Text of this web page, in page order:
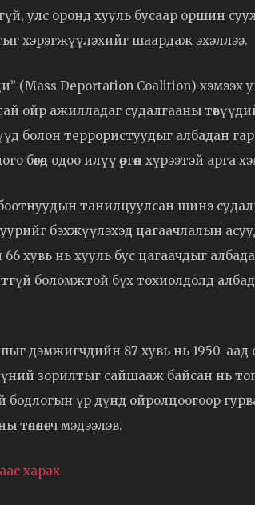
улс оронд хууль бусаар оршин
хэрэгжүүлэхийг шаардаж эхэллээ.
(Mass Deportation Coalition) хэмээх
ойр ажилладаг судалгааны
болон террористуудыг албадан
бөгөөд одоо илүү өргөн хүрээтэй
танилцуулсан шинэ
бэхжүүлэхэд цагаачлалын
хувь нь хууль бус цагаачдыг
боломжтой бүх тохиолдолд
дэмжигчдийн 87 хувь нь 1950-
зорилтыг сайшааж байсан нь
үр дүнд ойролцоогоор
мэдээлэв.
харах